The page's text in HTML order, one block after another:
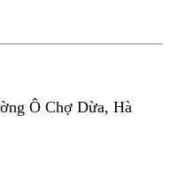
Ô Chợ Dừa, Hà